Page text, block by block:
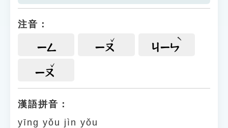
注音：
ㄧㄥ ㄧㄡ ㄐㄧㄣ
ㄧㄡ
漢語拼音：
yīng yǒu jìn yǒu